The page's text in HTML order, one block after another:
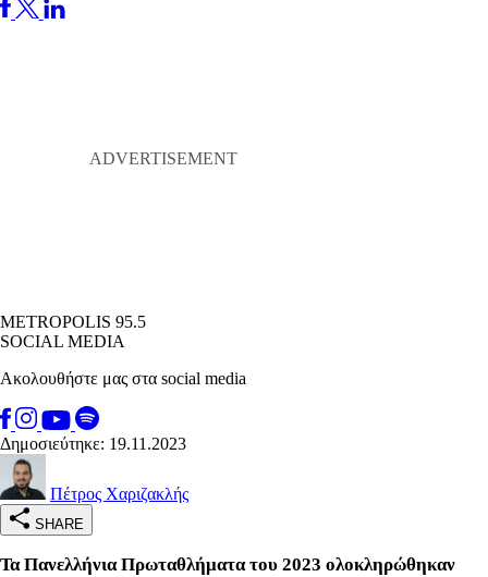
METROPOLIS 95.5
SOCIAL MEDIA
Ακολουθήστε μας στα social media
Δημοσιεύτηκε: 19.11.2023
Πέτρος Χαριζακλής
SHARE
Τα Πανελλήνια Πρωταθλήματα του 2023 ολοκληρώθηκαν